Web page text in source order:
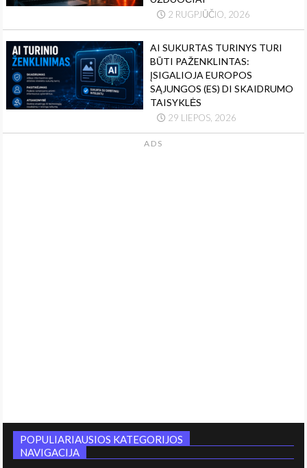
2 RUGPJŪČIO, 2026
AI SUKURTAS TURINYS TURI
BŪTI PAŽENKLINTAS:
ĮSIGALIOJA EUROPOS
SĄJUNGOS (ES) DI SKAIDRUMO
TAISYKLĖS
29 LIEPOS, 2026
ADS
POPULIARIAUSIOS KATEGORIJOS
NAVIGACIJA